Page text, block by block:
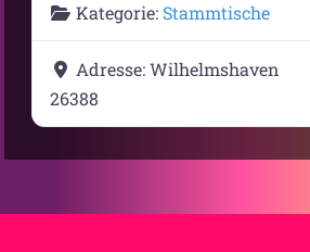
Kategorie: Stammtische
Adresse:Wilhelmshaven
26388